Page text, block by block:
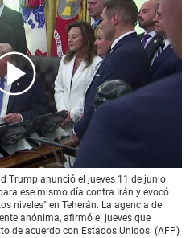
Trump anunció el jueves 11 de junio
ese mismo día contra Irán y evocó
niveles" en Teherán. La agencia de
anónima, afirmó el jueves que
de acuerdo con Estados Unidos. (AFP)